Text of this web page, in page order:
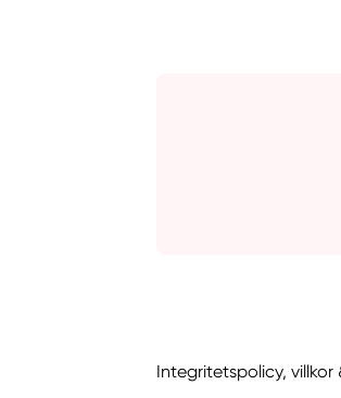
Integritetspolicy, villkor